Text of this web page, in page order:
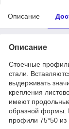
Описание
Описание
Стоечные
стали.
выдерживать
крепления
имеют
образной формы.
профили 75*50